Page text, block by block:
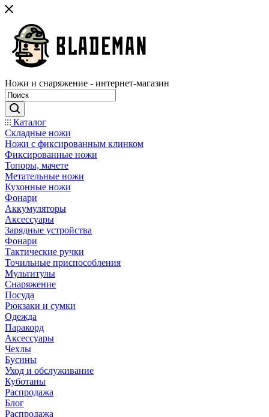
Ножи и снаряжение - интернет-магазин
Каталог
Складные ножи
Ножи с фиксированным клинком
Фиксированные ножи
Топоры, мачете
Метательные ножи
Кухонные ножи
Фонари
Аккумуляторы
Аксессуары
Зарядные устройства
Фонари
Тактические ручки
Точильные приспособления
Мультитулы
Снаряжение
Посуда
Рюкзаки и сумки
Одежда
Паракорд
Аксессуары
Чехлы
Бусины
Уход и обслуживание
Куботаны
Распродажа
Блог
Распродажа